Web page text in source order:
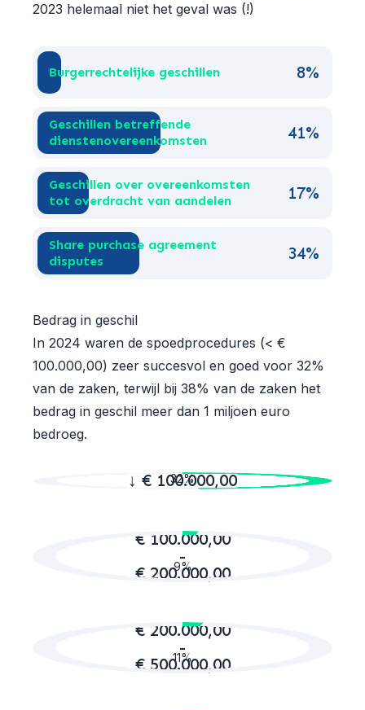
2023 helemaal niet het geval was (!)
8%
Burgerrechtelijke geschillen
41%
Geschillen betreffende
dienstenovereenkomsten
17%
Geschillen over overeenkomsten
tot overdracht van aandelen
34%
Share purchase agreement
disputes
Bedrag in geschil
In 2024 waren de spoedprocedures (< €
100.000,00) zeer succesvol en goed voor 32%
van de zaken, terwijl bij 38% van de zaken het
bedrag in geschil meer dan 1 miljoen euro
bedroeg.
↓ € 100.000,00
32%
€ 100.000,00
-
€ 200.000,00
9%
€ 200.000,00
-
€ 500.000,00
11%